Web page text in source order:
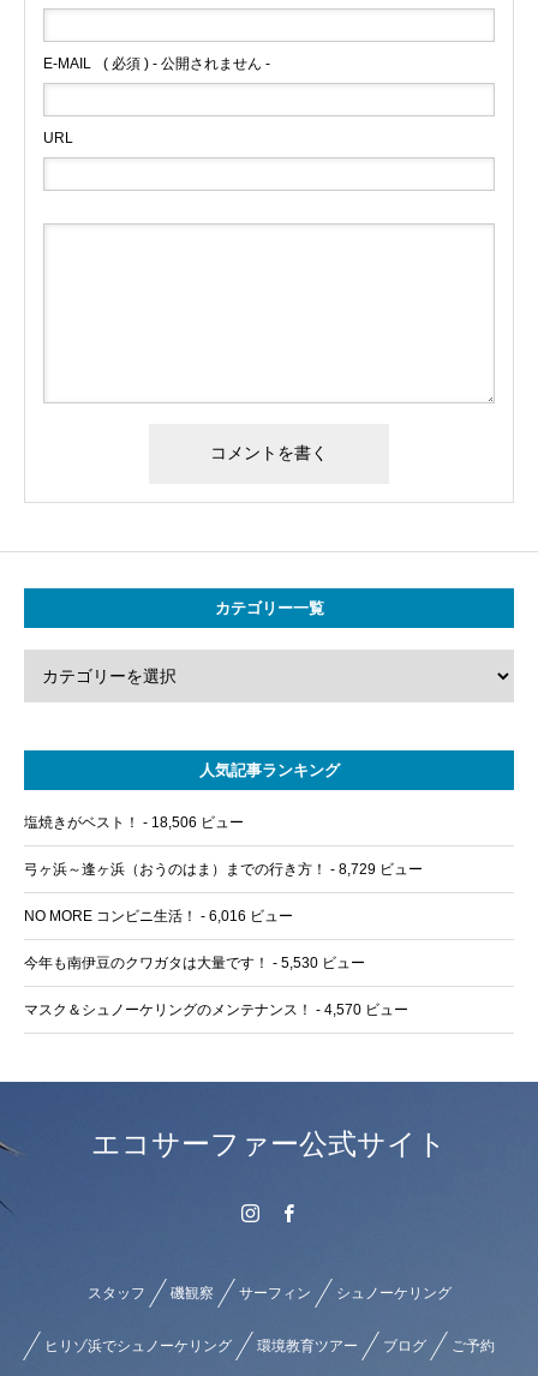
E-MAIL ( 必須 ) - 公開されません -
URL
カテゴリー一覧
人気記事ランキング
塩焼きがベスト！ - 18,506 ビュー
弓ヶ浜～逢ヶ浜（おうのはま）までの行き方！ - 8,729 ビュー
NO MORE コンビニ生活！ - 6,016 ビュー
今年も南伊豆のクワガタは大量です！ - 5,530 ビュー
マスク＆シュノーケリングのメンテナンス！ - 4,570 ビュー
エコサーファー公式サイト
スタッフ 磯観察 サーフィン シュノーケリング
ヒリゾ浜でシュノーケリング 環境教育ツアー ブログ ご予約